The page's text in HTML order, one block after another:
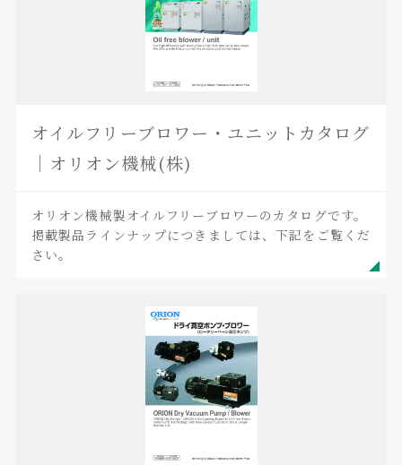
オイルフリーブロワー・ユニットカタログ
｜オリオン機械(株)
オリオン機械製オイルフリーブロワーのカタログです。
掲載製品ラインナップにつきましては、下記をご覧くだ
さい。